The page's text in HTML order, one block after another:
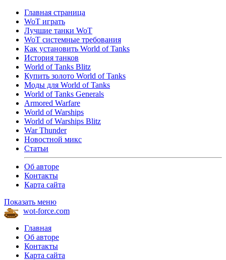
Главная страница
WoT играть
Лучшие танки WoT
WoT системные требования
Как установить World of Tanks
История танков
World of Tanks Blitz
Купить золото World of Tanks
Моды для World of Tanks
World of Tanks Generals
Armored Warfare
World of Warships
World of Warships Blitz
War Thunder
Новостной микс
Статьи
Об авторе
Контакты
Карта сайта
Показать меню
wot-force.com
Главная
Об авторе
Контакты
Карта сайта